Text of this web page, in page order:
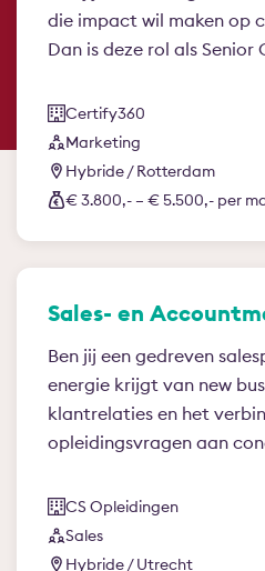
die impact wil maken op
Dan is deze rol als
Certify360
Marketing
Hybride / Rotterdam
€ 3.800,- – € 5.500,- per
Sales- en
Ben jij een gedreven
energie krijgt van new
klantrelaties en het
opleidingsvragen aan
CS Opleidingen
Sales
Hybride / Utrecht